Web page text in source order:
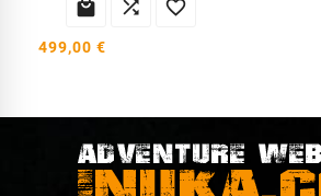
  
499,00 €